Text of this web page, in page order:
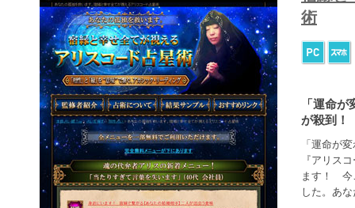
術
「運命
が殺到！
「運命が
『アリス
ます！ 今
した。あ